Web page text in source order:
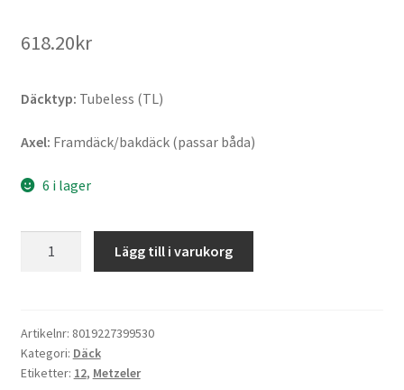
618.20kr
Däcktyp: Tubeless (TL)
Axel: Framdäck/bakdäck (passar båda)
6 i lager
-
12
47P
Lägg till i varukorg
Artikelnr: 8019227399530
Kategori: Däck
Etiketter: 12, Metzeler